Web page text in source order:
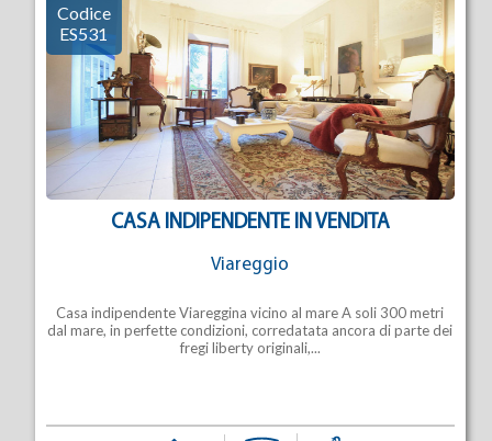
CASA INDIPENDENTE IN VENDITA
Viareggio
Codice
ES531
Casa indipendente Viareggina vicino al mare A soli 300 metri
dal mare, in perfette condizioni, corredatata ancora di parte dei
fregi liberty originali,...